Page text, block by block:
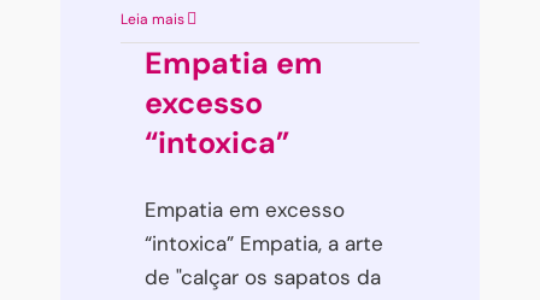
Nova
Relacional
Leia mais
Empatia em
excesso
“intoxica”
Empatia em excesso
“intoxica” Empatia, a arte
de "calçar os sapatos da